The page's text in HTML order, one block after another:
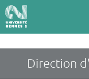
Panneau de gestion des
Aller
au
contenu
Direction